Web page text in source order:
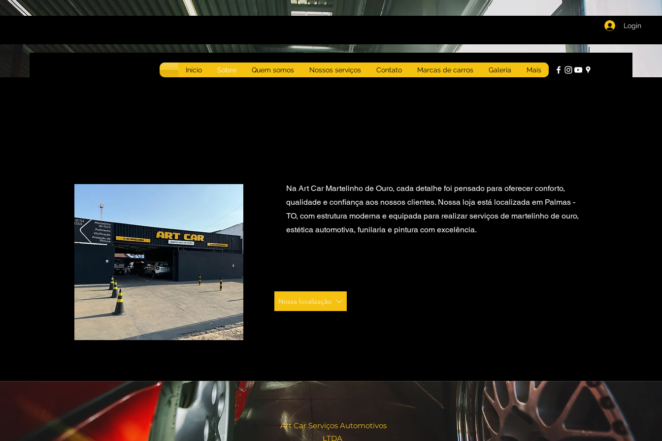
Login
Início Sobre Quem somos Nossos serviços Contato Marcas de carros Galeria Mais
​Na Art Car Martelinho de Ouro, cada detalhe foi pensado para oferecer conforto,
qualidade e confiança aos nossos clientes. Nossa loja está localizada em Palmas -
TO, com estrutura moderna e equipada para realizar serviços de martelinho de ouro,
estética automotiva, funilaria e pintura com excelência.
Nossa localização
Art Car Serviços Automotivos
LTDA